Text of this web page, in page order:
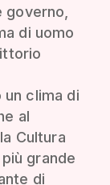
governo,
di uomo
un clima di
al
Cultura
grande
di